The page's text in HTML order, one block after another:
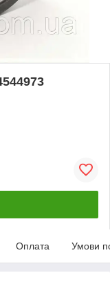
Оплата Умови